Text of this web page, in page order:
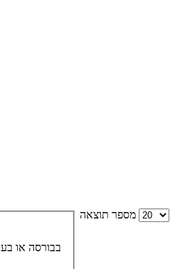
... בבורסה או